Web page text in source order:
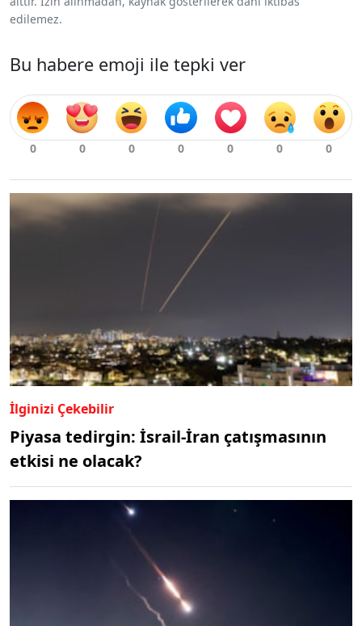
edilemez.
Bu habere emoji ile tepki ver
İlginizi Çekebilir
Piyasa tedirgin: İsrail-İran çatışmasının
etkisi ne olacak?